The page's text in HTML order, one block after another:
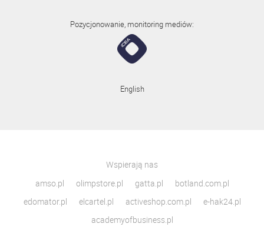
Pozycjonowanie, monitoring mediów:
English
Wspierają nas
amso.pl
olimpstore.pl gatta.pl
botland.com.pl
edomator.pl
elcartel.pl activeshop.com.pl
e-hak24.pl
academyofbusiness.pl